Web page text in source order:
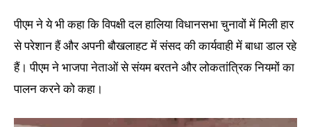
पीएम ने ये भी कहा कि विपक्षी दल हालिया विधानसभा चुनावों में मिली हार
से परेशान हैं और अपनी बौखलाहट में संसद की कार्यवाही में बाधा डाल रहे
हैं। पीएम ने भाजपा नेताओं से संयम बरतने और लोकतांत्रिक नियमों का
पालन करने को कहा।